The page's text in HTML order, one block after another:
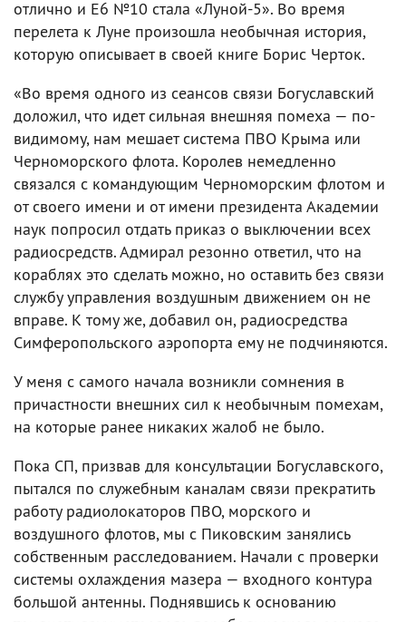
отлично и Е6 №10 стала «Луной-5». Во время
перелета к Луне произошла необычная история,
которую описывает в своей книге Борис Черток.
«Во время одного из сеансов связи Богуславский
доложил, что идет сильная внешняя помеха — по-
видимому, нам мешает система ПВО Крыма или
Черноморского флота. Королев немедленно
связался с командующим Черноморским флотом и
от своего имени и от имени президента Академии
наук попросил отдать приказ о выключении всех
радиосредств. Адмирал резонно ответил, что на
кораблях это сделать можно, но оставить без связи
службу управления воздушным движением он не
вправе. К тому же, добавил он, радиосредства
Симферопольского аэропорта ему не подчиняются.
У меня с самого начала возникли сомнения в
причастности внешних сил к необычным помехам,
на которые ранее никаких жалоб не было.
Пока СП, призвав для консультации Богуславского,
пытался по служебным каналам связи прекратить
работу радиолокаторов ПВО, морского и
воздушного флотов, мы с Пиковским занялись
собственным расследованием. Начали с проверки
системы охлаждения мазера — входного контура
большой антенны. Поднявшись к основанию